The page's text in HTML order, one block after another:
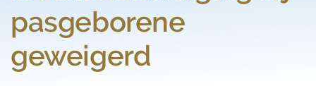
pasgeborene
geweigerd